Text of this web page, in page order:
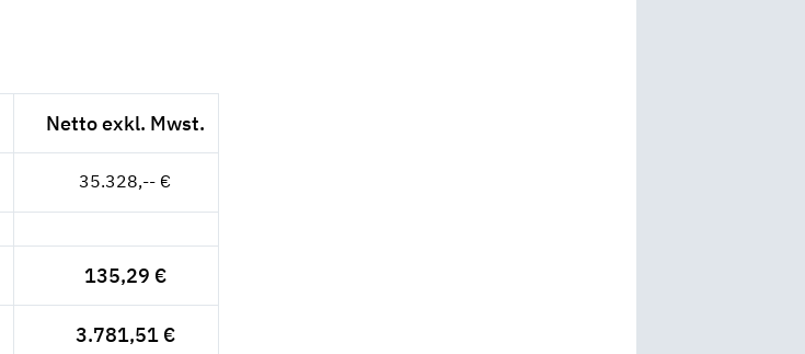
Netto exkl. Mwst.
35.328,-- €
135,29 €
3.781,51 €